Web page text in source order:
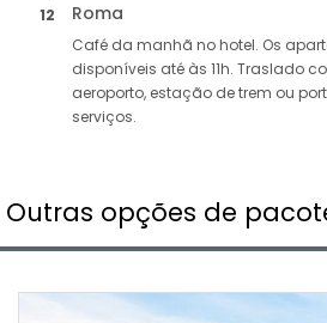
12 Roma
Café da manhã no hotel. Os
disponíveis até às 11h. Traslado
aeroporto, estação de trem ou
serviços.
Outras opções de